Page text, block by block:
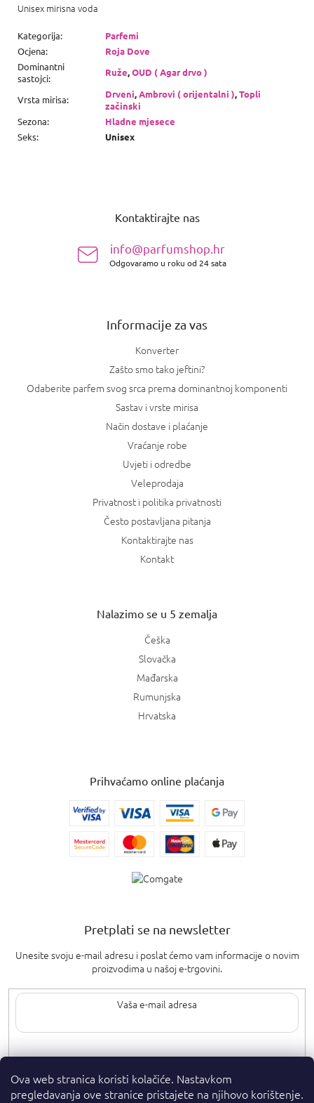
Ova web stranica koristi kolačiće. Nastavkom
pregledavanja ove stranice pristajete na njihovo korištenje.
Unisex mirisna voda
Kategorija:
Parfemi
Ocjena:
Roja Dove
Dominantni
sastojci:
Ruže,OUD ( Agar drvo )
Vrsta mirisa: Drveni,Ambrovi ( orijentalni ),Topli
začinski
Sezona:
Hladne mjesece
Seks: Unisex
Kontaktirajte nas
info@parfumshop.hr
Odgovaramo u roku od 24 sata
Informacije za vas
Konverter
Zašto smo tako jeftini?
Odaberite parfem svog srca prema dominantnoj komponenti
Sastav i vrste mirisa
Način dostave i plaćanje
Vraćanje robe
Uvjeti i odredbe
Veleprodaja
Privatnost i politika privatnosti
Često postavljana pitanja
Kontaktirajte nas
Kontakt
Nalazimo se u 5 zemalja
Češka
Slovačka
Mađarska
Rumunjska
Hrvatska
Prihvaćamo online plaćanja
Pretplati se na newsletter
Unesite svoju e-mail adresu i poslat ćemo vam informacije o novim
proizvodima u našoj e-trgovini.
Upisom svoje e-pošte pristajete nauvjete privatnosti.